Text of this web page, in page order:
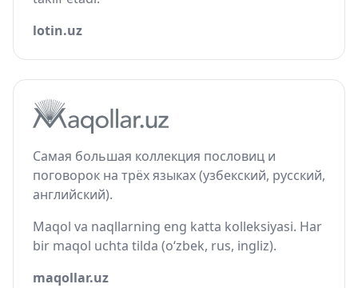
lotin.uz
Самая большая коллекция пословиц и
поговорок на трёх языках (узбекский, русский,
английский).
Maqol va naqllarning eng katta kolleksiyasi. Har
bir maqol uchta tilda (o‘zbek, rus, ingliz).
maqollar.uz